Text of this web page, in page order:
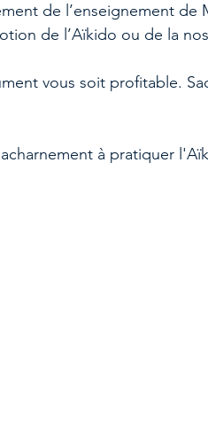
de l’enseignement de
de l’Aïkido ou de la
vous soit profitable.
à pratiquer